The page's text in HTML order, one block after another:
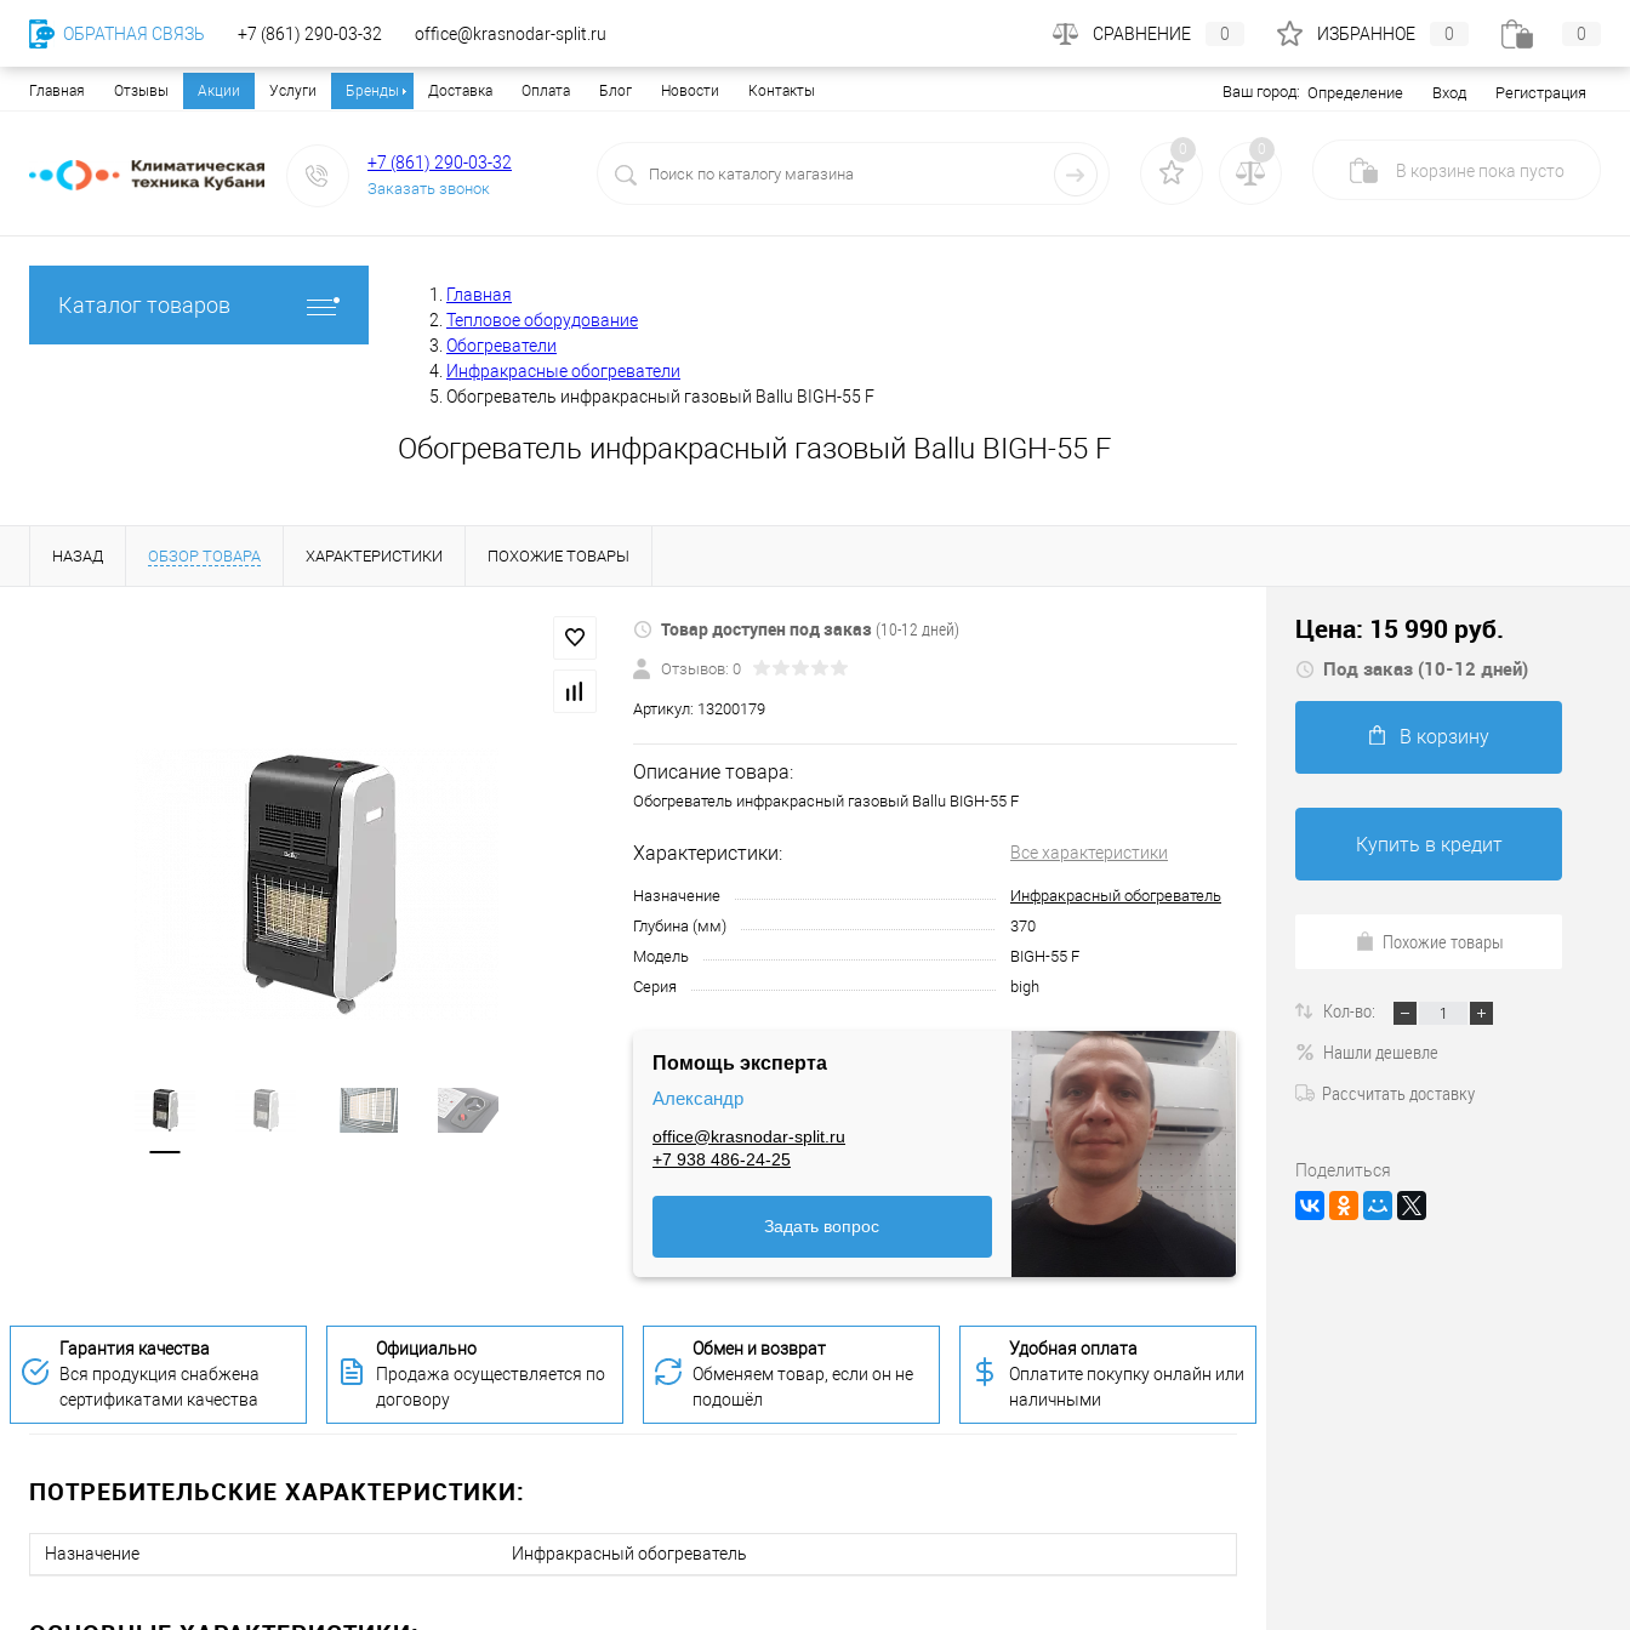
Главная Отзывы Акции Услуги Бренды Доставка Оплата Блог Новости Контакты Ваш город: Определение Вход Регистрация
+7 (861) 290-03-32
Заказать звонок
0 0
В корзине пока пусто
Каталог товаров
Главная
Тепловое оборудование
Обогреватели
Инфракрасные обогреватели
Обогреватель инфракрасный газовый Ballu BIGH-55 F
Обогреватель инфракрасный газовый Ballu BIGH-55 F
НАЗАД ОБЗОР ТОВАРА ХАРАКТЕРИСТИКИ ПОХОЖИЕ ТОВАРЫ
Товар доступен под заказ (10-12 дней)
Отзывов: 0
Артикул: 13200179
Описание товара:
Обогреватель инфракрасный газовый Ballu BIGH-55 F
Характеристики: Все характеристики
Назначение
Инфракрасный обогреватель
Глубина (мм)
370
Модель
BIGH-55 F
Серия
bigh
Помощь эксперта
Александр
office@krasnodar-split.ru
+7 938 486-24-25
Задать вопрос
Гарантия качества
Вся продукция снабжена
сертификатами качества
Официально
Продажа осуществляется по
договору
Обмен и возврат
Обменяем товар, если он не
подошёл
Удобная оплата
Оплатите покупку онлайн или
наличными
ПОТРЕБИТЕЛЬСКИЕ ХАРАКТЕРИСТИКИ:
Назначение Инфракрасный обогреватель
Цена: 15 990 руб.
Под заказ (10-12 дней)
В корзину
Купить в кредит
Похожие товары
Кол-во:
Нашли дешевле
Рассчитать доставку
Поделиться
ОБРАТНАЯ СВЯЗЬ +7 (861) 290-03-32 office@krasnodar-split.ru СРАВНЕНИЕ 0 ИЗБРАННОЕ 0 0